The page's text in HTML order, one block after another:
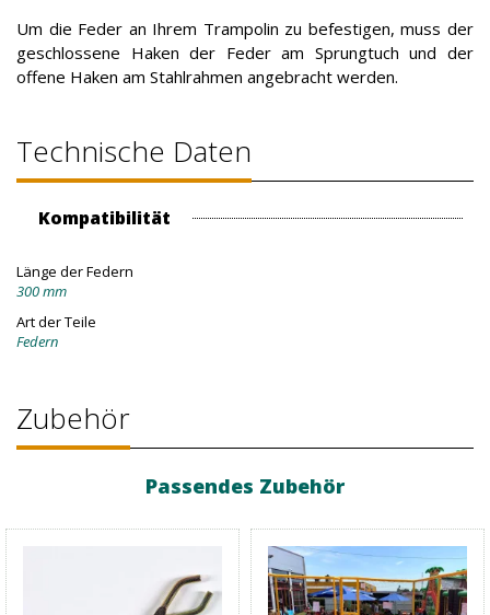
Um die Feder an Ihrem Trampolin zu befestigen, muss der
geschlossene Haken der Feder am Sprungtuch und der
offene Haken am Stahlrahmen angebracht werden.
Technische Daten
Kompatibilität
Länge der Federn
300 mm
Art der Teile
Federn
Zubehör
Passendes Zubehör